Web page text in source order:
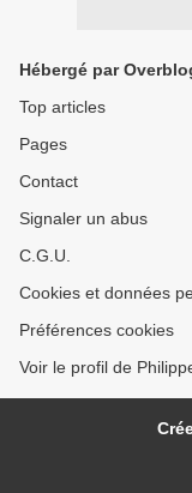
Hébergé par
Top articles
Pages
Contact
Signaler un abus
C.G.U.
Cookies et données
Préférences cookies
Voir le profil de